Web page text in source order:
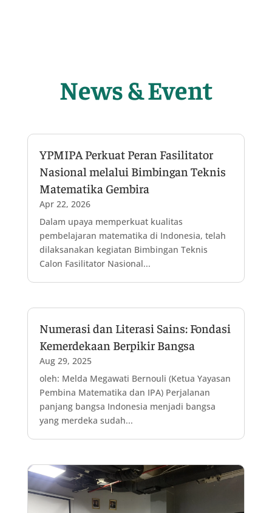
News & Event
YPMIPA Perkuat Peran Fasilitator
Nasional melalui Bimbingan Teknis
Matematika Gembira
Apr 22, 2026
Dalam upaya memperkuat kualitas
pembelajaran matematika di Indonesia, telah
dilaksanakan kegiatan Bimbingan Teknis
Calon Fasilitator Nasional...
Numerasi dan Literasi Sains: Fondasi
Kemerdekaan Berpikir Bangsa
Aug 29, 2025
oleh: Melda Megawati Bernouli (Ketua Yayasan
Pembina Matematika dan IPA) Perjalanan
panjang bangsa Indonesia menjadi bangsa
yang merdeka sudah...